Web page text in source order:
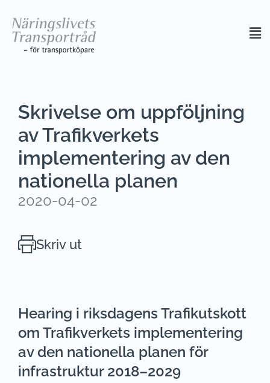
Skrivelse om uppföljning
av Trafikverkets
implementering av den
nationella planen
2020-04-02
Skriv ut
Hearing i riksdagens Trafikutskott
om Trafikverkets implementering
av den nationella planen för
infrastruktur 2018–2029